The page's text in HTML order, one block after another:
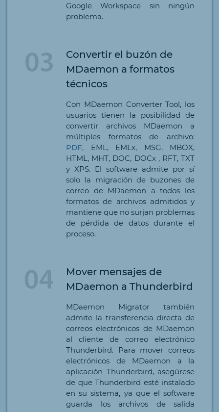
Google Workspace sin ningún
problema.
Convertir el buzón de
MDaemon a formatos
técnicos
Con MDaemon Converter Tool, los
usuarios tienen la posibilidad de
convertir archivos MDaemon a
múltiples formatos de archivo:
PDF, EML, EMLx, MSG, MBOX,
HTML, MHT, DOC, DOCx , RFT, TXT
y XPS. El software admite por sí
solo la migración de buzones de
correo de MDaemon a todos los
formatos de archivos admitidos y
mantiene que no surjan problemas
de pérdida de datos durante el
proceso.
Mover mensajes de
MDaemon a Thunderbird
MDaemon Migrator también
admite la transferencia directa de
correos electrónicos de MDaemon
al cliente de correo electrónico
Thunderbird. Para mover correos
electrónicos de MDaemon a la
aplicación Thunderbird, asegúrese
de que Thunderbird esté instalado
en su sistema, ya que el software
guarda los archivos de salida